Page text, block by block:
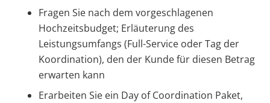
Fragen Sie nach dem vorgeschlagenen
Hochzeitsbudget; Erläuterung des
Leistungsumfangs (Full-Service oder Tag der
Koordination), den der Kunde für diesen Betrag
erwarten kann
Erarbeiten Sie ein Day of Coordination Paket,